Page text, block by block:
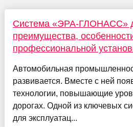
Система «ЭРА-ГЛОНАСС»
преимущества,
профессиональной
Автомобильная
развивается. Вместе с ней
технологии, повышающие
дорогах. Одной из ключевых
для эксплуатац...